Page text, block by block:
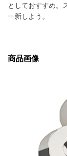
としておすすめ。
一新しよう。
商品画像